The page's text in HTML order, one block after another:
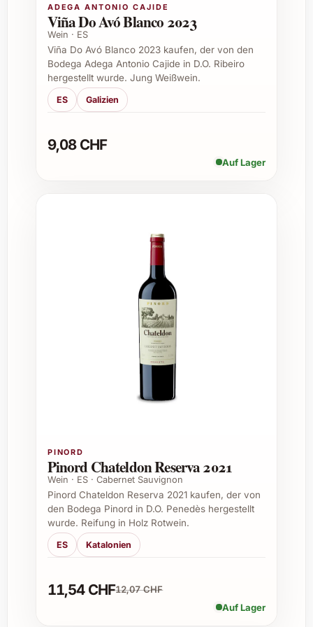
Bailly 2023
Dieser edle Wein eignet sich hervorragend für
besondere Momente, an denen Qualität und
Genuss im Vordergrund stehen. Ideal zum
Verschenken und selber geniessen bei:
Geburtstagsfeiern und Jubiläen
Sommerliche Garten- und Grillfeste
Festliche Dinner und Gourmet-Abende
Tipps zur Lagerung und
Servierempfehlungen
Optimale Lagerung bei 12-14 °C, dunkel
Serviertemperatur zwischen 16 und 18
Ideal in grossen Bordeaux-Gläsern zur
Entfaltung der komplexen Aromen
Empfohlen zum Dekantieren für
mindestens eine Stunde vor dem Genuss
Haut-Bailly 2023
1. Woher stammt der Château Haut-Bailly
2023?
Der Wein stammt aus dem Weinbaugebiet
Pauillac im Bordeaux, Frankreich, einer der
Rotweinproduktion.
ADEGA ANTONIO CAJIDE
Viña Do Avó Blanco 2023
Wein · ES
Viña Do Avó Blanco 2023 kaufen, der von den
Bodega Adega Antonio Cajide in D.O. Ribeiro
hergestellt wurde. Jung Weißwein.
ES Galizien
9,08 CHF
Auf Lager
PINORD
Pinord Chateldon Reserva 2021
Wein · ES · Cabernet Sauvignon
Pinord Chateldon Reserva 2021 kaufen, der von
den Bodega Pinord in D.O. Penedès hergestellt
wurde. Reifung in Holz Rotwein.
ES Katalonien
11,54 CHF12,07 CHF
Auf Lager